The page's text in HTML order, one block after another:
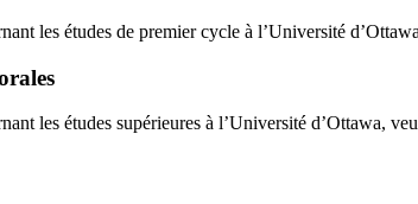
les études de premier cycle à l’Université
les études supérieures à l’Université d’Ottawa,